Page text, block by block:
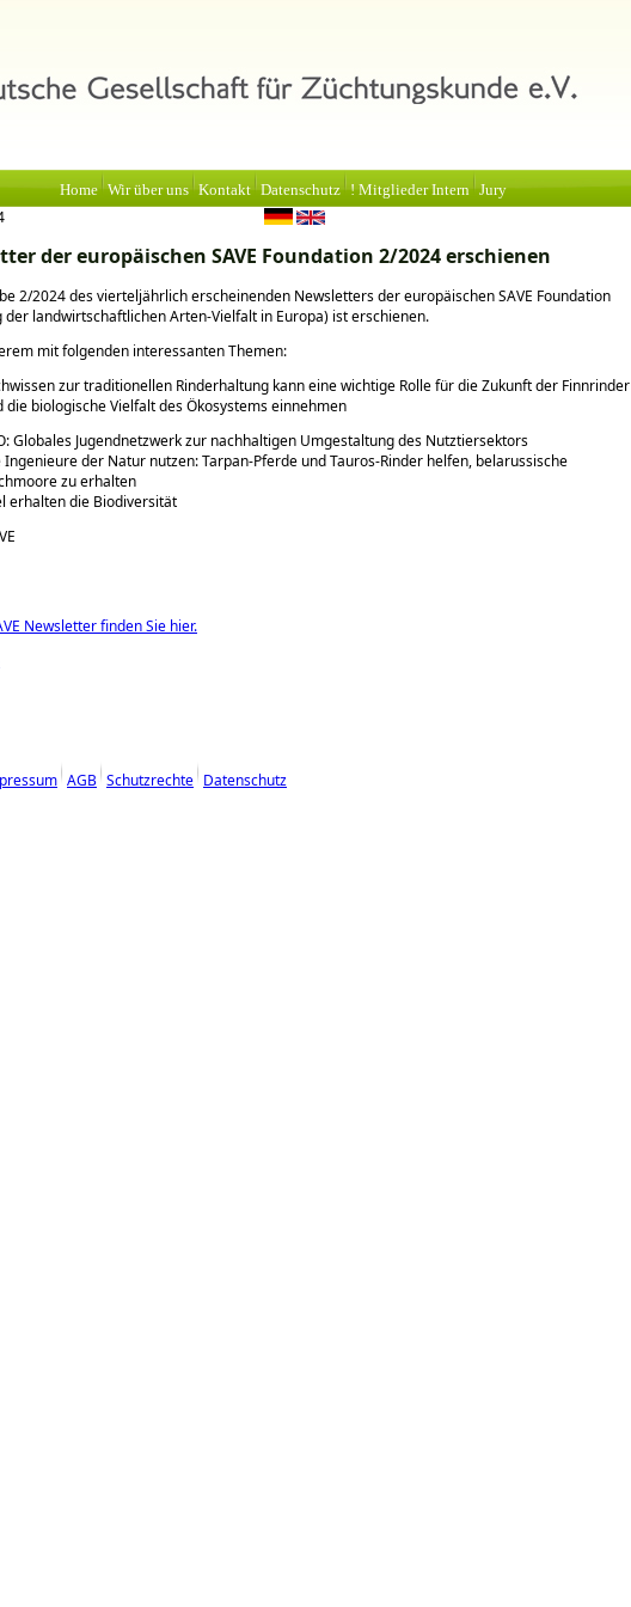
Home Wir über uns Kontakt Datenschutz ! Mitglieder Intern Jury
der europäischen SAVE Foundation 2/2024 erschienen
2/2024 des vierteljährlich erscheinenden Newsletters der europäischen SAVE Foundation
der landwirtschaftlichen Arten-Vielfalt in Europa) ist erschienen.
mit folgenden interessanten Themen:
zur traditionellen Rinderhaltung kann eine wichtige Rolle für die Zukunft der Finnrinder
die biologische Vielfalt des Ökosystems einnehmen
Globales Jugendnetzwerk zur nachhaltigen Umgestaltung des Nutztiersektors
Ingenieure der Natur nutzen: Tarpan-Pferde und Tauros-Rinder helfen, belarussische
zu erhalten
erhalten die Biodiversität
Newsletter finden Sie hier.
AGB Schutzrechte Datenschutz